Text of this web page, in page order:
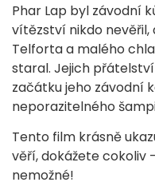
Phar Lap byl závodní
vítězství nikdo nevěřil,
Telforta a malého
staral. Jejich
začátku jeho závodní
neporazitelného
Tento film krásně
věří, dokážete cokoliv
nemožné!